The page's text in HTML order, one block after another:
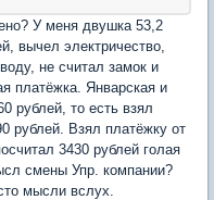
У меня двушка 53,2
вычел электричество,
не считал замок и
платёжка. Январская и
рублей, то есть взял
рублей. Взял платёжку от
3430 рублей голая
смены Упр. компании?
мысли вслух.